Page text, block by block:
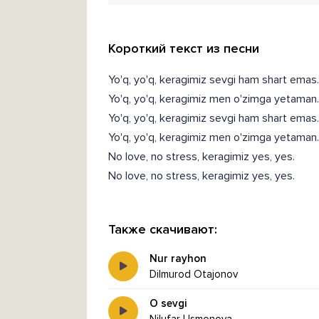
Короткий текст из песни
Yo'q, yo'q, keragimiz sevgi ham shart emas.
Yo'q, yo'q, keragimiz men o'zimga yetaman.
Yo'q, yo'q, keragimiz sevgi ham shart emas.
Yo'q, yo'q, keragimiz men o'zimga yetaman.
No love, no stress, keragimiz yes, yes.
No love, no stress, keragimiz yes, yes.
Также скачивают:
Nur rayhon
Dilmurod Otajonov
O sevgi